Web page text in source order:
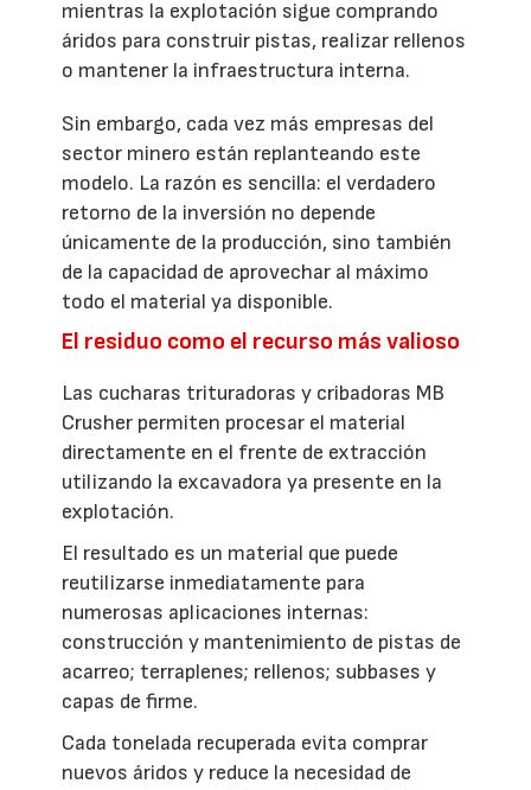
mientras la explotación sigue comprando
áridos para construir pistas, realizar rellenos
o mantener la infraestructura interna.
Sin embargo, cada vez más empresas del
sector minero están replanteando este
modelo. La razón es sencilla: el verdadero
retorno de la inversión no depende
únicamente de la producción, sino también
de la capacidad de aprovechar al máximo
todo el material ya disponible.
El residuo como el recurso más valioso
Las cucharas trituradoras y cribadoras MB
Crusher permiten procesar el material
directamente en el frente de extracción
utilizando la excavadora ya presente en la
explotación.
El resultado es un material que puede
reutilizarse inmediatamente para
numerosas aplicaciones internas:
construcción y mantenimiento de pistas de
acarreo; terraplenes; rellenos; subbases y
capas de firme.
Cada tonelada recuperada evita comprar
nuevos áridos y reduce la necesidad de